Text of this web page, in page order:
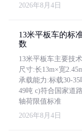
2026年8月4日
13米平板车的标
数
13米平板车主要技
尺寸:长13m×宽
承载能力:标载30-
49吨 c)符合国家道
轴荷限值标准
2026年8月4日